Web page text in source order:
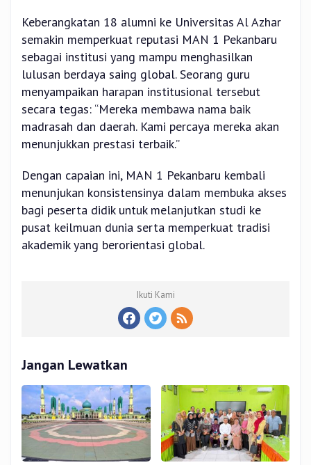
Keberangkatan 18 alumni ke Universitas Al Azhar
semakin memperkuat reputasi MAN 1 Pekanbaru
sebagai institusi yang mampu menghasilkan
lulusan berdaya saing global. Seorang guru
menyampaikan harapan institusional tersebut
secara tegas: “Mereka membawa nama baik
madrasah dan daerah. Kami percaya mereka akan
menunjukkan prestasi terbaik.”
Dengan capaian ini, MAN 1 Pekanbaru kembali
menunjukan konsistensinya dalam membuka akses
bagi peserta didik untuk melanjutkan studi ke
pusat keilmuan dunia serta memperkuat tradisi
akademik yang berorientasi global.
Ikuti Kami
Jangan Lewatkan